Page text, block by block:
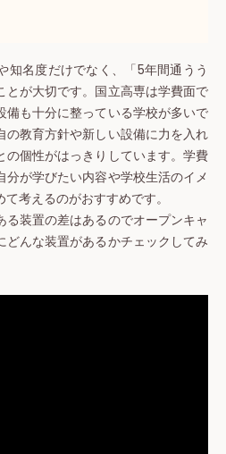
知名度だけでなく、「5年間通うう
とが大切です。国立高専は学費面で
備も十分に整っている学校が多いで
の教育方針や新しい設備に力を入れ
の個性がはっきりしています。学費
分が学びたい内容や学校生活のイメ
考えるのがおすすめです。
る装置の差はあるのでオープンキャ
どんな装置があるかチェックしてみ